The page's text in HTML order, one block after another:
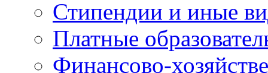
Стипендии и иные
Платные
Финансово-